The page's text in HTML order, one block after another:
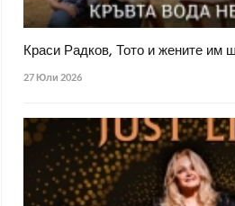
Краси Радков, Тото и жените им
27 Юли 2026